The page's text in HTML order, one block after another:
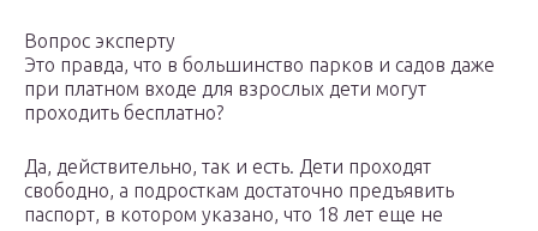
Вопрос эксперту
Это правда, что в большинство парков и садов даже
при платном входе для взрослых дети могут
проходить бесплатно?
Да, действительно, так и есть. Дети проходят
свободно, а подросткам достаточно предъявить
паспорт, в котором указано, что 18 лет еще не